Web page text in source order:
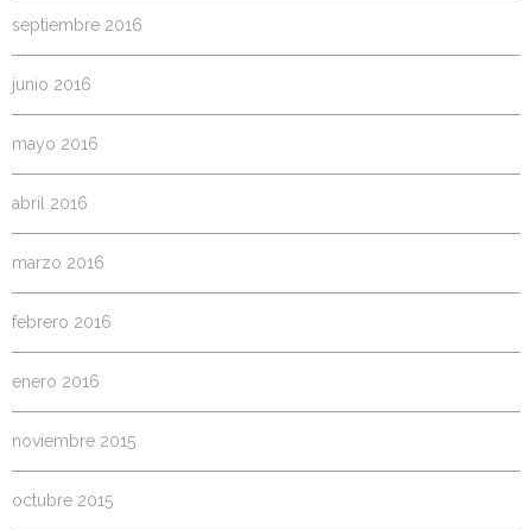
septiembre 2016
junio 2016
mayo 2016
abril 2016
marzo 2016
febrero 2016
enero 2016
noviembre 2015
octubre 2015